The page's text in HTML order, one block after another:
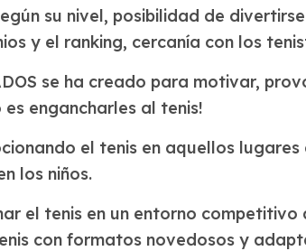
su nivel, posibilidad de
y el ranking, cercanía con los
se ha creado para motivar,
engancharles al tenis!
el tenis en aquellos
los niños.
el tenis en un entorno
con formatos novedosos y